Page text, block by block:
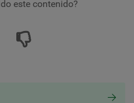
este contenido?